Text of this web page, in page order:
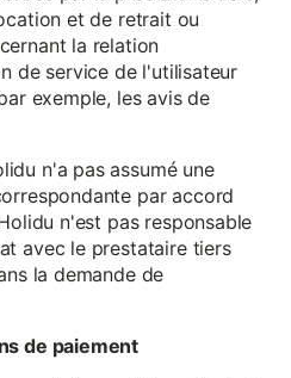
et de retrait ou
la relation
de service de l'utilisateur
exemple, les avis de
n'a pas assumé une
par accord
n'est pas responsable
avec le prestataire tiers
la demande de
de paiement